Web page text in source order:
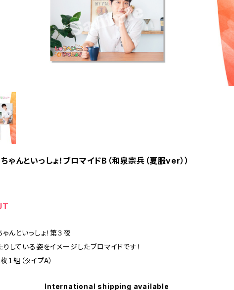
ゃんといっしょ！ブロマイドB（和泉宗兵（夏服ver））
んといっしょ！第３夜
りしている姿をイメージしたブロマイドです！
１組（タイプA）
International shipping available